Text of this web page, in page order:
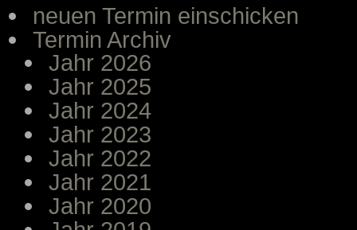
neuen Termin einschicken
Termin Archiv
Jahr 2026
Jahr 2025
Jahr 2024
Jahr 2023
Jahr 2022
Jahr 2021
Jahr 2020